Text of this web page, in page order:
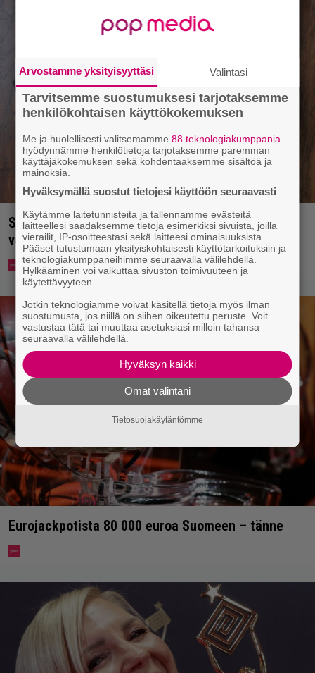
Syötkö perunoita näin? Tutkijat löysivät yhteyden
vakavaan kansansairauteen
Eurojackpotista 80 000 euroa Suomeen – tänne
Arvostamme yksityisyyttäsi Valintasi
Tarvitsemme suostumuksesi tarjotaksemme
henkilökohtaisen käyttökokemuksen
Me ja huolellisesti valitsemamme88 teknologiakumppania
hyödynnämme henkilötietoja tarjotaksemme paremman
käyttäjäkokemuksen sekä kohdentaaksemme sisältöä ja
mainoksia.
Hyväksymällä suostut tietojesi käyttöön seuraavasti
Käytämme laitetunnisteita ja tallennamme evästeitä
laitteellesi saadaksemme tietoja esimerkiksi sivuista, joilla
vierailit, IP-osoitteestasi sekä laitteesi ominaisuuksista.
Pääset tutustumaan yksityiskohtaisesti käyttötarkoituksiin ja
teknologiakumppaneihimme seuraavalla välilehdellä.
Hylkääminen voi vaikuttaa sivuston toimivuuteen ja
käytettävyyteen.
Jotkin teknologiamme voivat käsitellä tietoja myös ilman
suostumusta, jos niillä on siihen oikeutettu peruste. Voit
vastustaa tätä tai muuttaa asetuksiasi milloin tahansa
seuraavalla välilehdellä.
Hyväksyn kaikki
Omat valintani
Tietosuojakäytäntömme